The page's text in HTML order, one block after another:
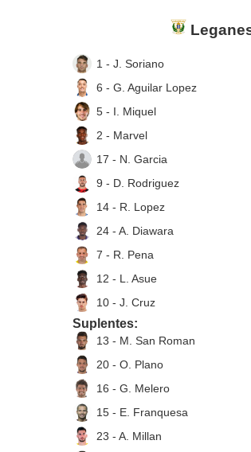
1 - J. Soriano
6 - G. Aguilar Lopez
5 - I. Miquel
2 - Marvel
17 - N. Garcia
9 - D. Rodriguez
14 - R. Lopez
24 - A. Diawara
7 - R. Pena
12 - L. Asue
10 - J. Cruz
Suplentes:
13 - M. San Roman
20 - O. Plano
16 - G. Melero
15 - E. Franquesa
23 - A. Millan